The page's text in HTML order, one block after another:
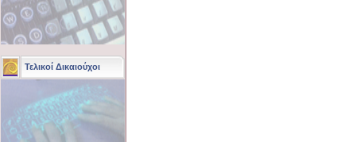
Τελικοί Δικαιούχοι